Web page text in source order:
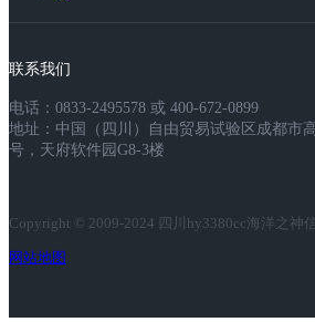
联系我们
电话：0833-2495578 或 400-672-0899
地址：中国（四川）自由贸易试验区成都市
号，天府软件园G8-3楼
Copyright © 2009-2024 四川hy3380cc海洋之神
网站地图